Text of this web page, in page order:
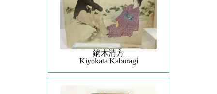
鏑木清方
Kiyokata Kaburagi